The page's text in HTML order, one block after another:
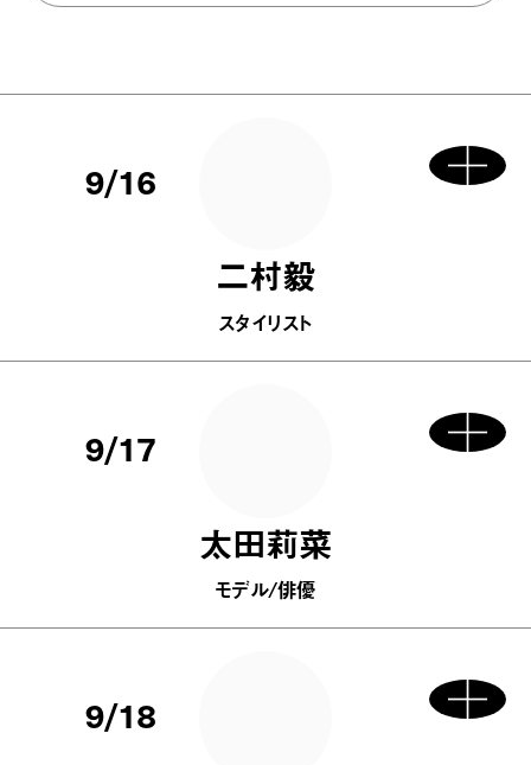
9/16
二村毅
スタイリスト
9/17
太田莉菜
モデル/俳優
9/18